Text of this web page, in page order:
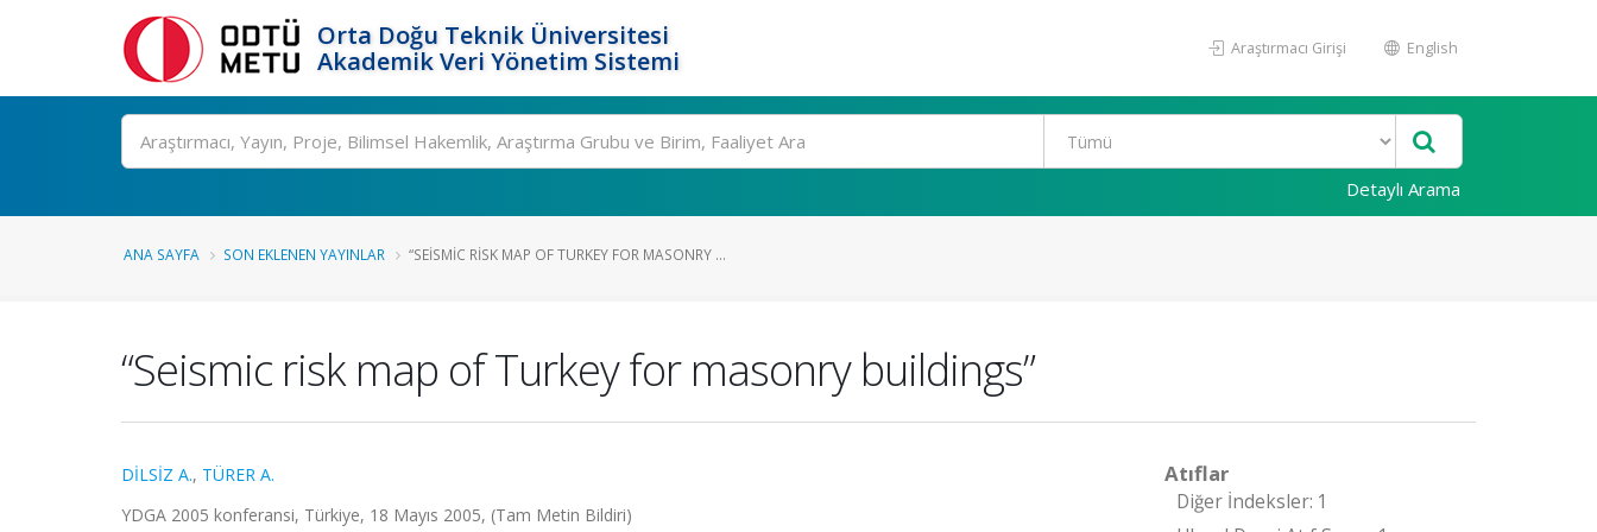
Orta Doğu Teknik Üniversitesi
Akademik Veri Yönetim Sistemi
Araştırmacı Girişi English
Ara
Detaylı Arama
ANA SAYFA SON EKLENEN YAYINLAR “SEISMIC RISK MAP OF TURKEY FOR MASONRY ...
“Seismic risk map of Turkey for masonry buildings”
DİLSİZ A., TÜRER A.
YDGA 2005 konferansi, Türkiye, 18 Mayıs 2005, (Tam Metin Bildiri)
Atıflar
Diğer İndeksler: 1